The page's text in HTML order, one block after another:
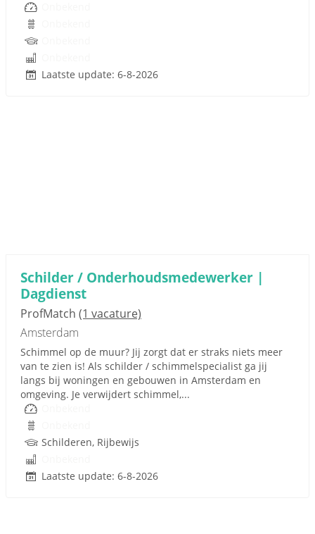
Laatste update: 6-8-2026
Schilder / Onderhoudsmedewerker |
Dagdienst
ProfMatch (1 vacature)
Amsterdam
Schimmel op de muur? Jij zorgt dat er straks niets meer
van te zien is! Als schilder / schimmelspecialist ga jij
langs bij woningen en gebouwen in Amsterdam en
omgeving. Je verwijdert schimmel,...
Schilderen, Rijbewijs
Laatste update: 6-8-2026